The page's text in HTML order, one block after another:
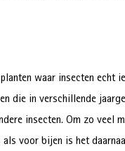
waar insecten echt
die in verschillende
insecten. Om zo veel
voor bijen is het